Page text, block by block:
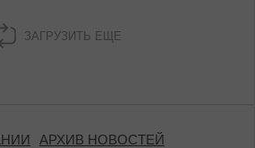
ЗАГРУЗИТЬ ЕЩЕ
АРХИВ НОВОСТЕЙ